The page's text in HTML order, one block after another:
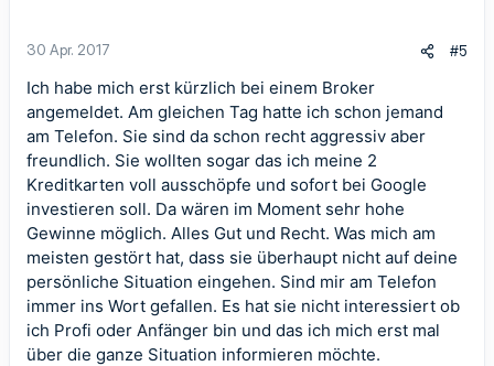
30 Apr. 2017 #5
Ich habe mich erst kürzlich bei einem Broker
angemeldet. Am gleichen Tag hatte ich schon jemand
am Telefon. Sie sind da schon recht aggressiv aber
freundlich. Sie wollten sogar das ich meine 2
Kreditkarten voll ausschöpfe und sofort bei Google
investieren soll. Da wären im Moment sehr hohe
Gewinne möglich. Alles Gut und Recht. Was mich am
meisten gestört hat, dass sie überhaupt nicht auf deine
persönliche Situation eingehen. Sind mir am Telefon
immer ins Wort gefallen. Es hat sie nicht interessiert ob
ich Profi oder Anfänger bin und das ich mich erst mal
über die ganze Situation informieren möchte.